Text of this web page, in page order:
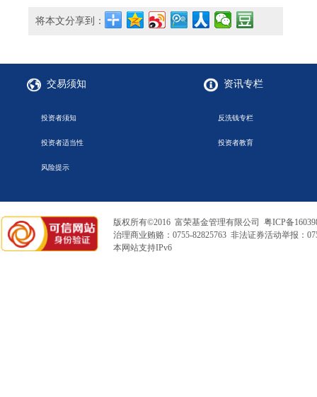
将本文分享到：
交易须知
投资者须知
投资者适当性
风险提示
资讯专栏
反洗钱专栏
投资者教育
版权所有©2016 富荣基金管理有限公司 粤ICP备
治理商业贿赂：0755-82825763 非法证券活动举报：
本网站支持IPv6